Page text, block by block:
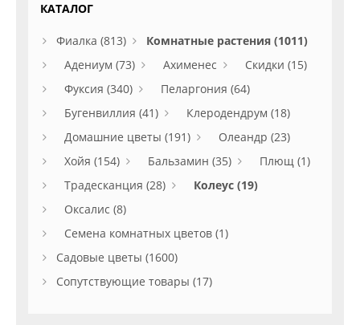
КАТАЛОГ
Фиалка (813)
Комнатные растения (1011)
Адениум (73)
Ахименес
Скидки (15)
Фуксия (340)
Пеларгония (64)
Бугенвиллия (41)
Клеродендрум (18)
Домашние цветы (191)
Олеандр (23)
Хойя (154)
Бальзамин (35)
Плющ (1)
Традесканция (28)
Колеус (19)
Оксалис (8)
Семена комнатных цветов (1)
Садовые цветы (1600)
Сопутствующие товары (17)